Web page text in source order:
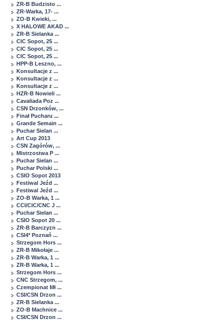
ZR-B Budzisto ...
ZR-Warka, 17- ...
ZO-B Kwieki, ...
X HALOWE AKAD ...
ZR-B Sielanka ...
CIC Sopot, 25 ...
CIC Sopot, 25 ...
CIC Sopot, 25 ...
HPP-B Leszno, ...
Konsultacje z ...
Konsultacje z ...
Konsultacje z ...
HZR-B Nowieli ...
Cavaliada Poz ...
CSN Drzonków, ...
Finał Pucharu ...
Grande Semain ...
Puchar Sielan ...
Art Cup 2013
CSN Zagórów, ...
Mistrzostwa P ...
Puchar Sielan ...
Puchar Polski ...
CSIO Sopot 2013
Festiwal Jeźd ...
Festiwal Jeźd ...
ZO-B Warka, 1 ...
CCI/CIC/CNC J ...
Puchar Sielan ...
CSIO Sopot 20 ...
ZR-B Barczyzn ...
CSI4* Poznań ...
Strzegom Hors ...
ZR-B Mikołaje ...
ZR-B Warka, 1 ...
ZR-B Warka, 1 ...
Strzegom Hors ...
CNC Strzegom, ...
Czempionat Mł ...
CSI/CSN Drzon ...
ZR-B Sielanka ...
ZO-B Machnice ...
CSI/CSN Drzon ...